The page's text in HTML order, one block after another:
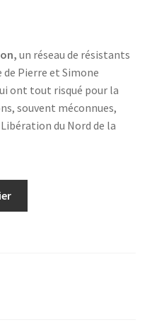
un réseau de résistants
de Pierre et Simone
ont tout risqué pour la
souvent méconnues,
du Nord de la